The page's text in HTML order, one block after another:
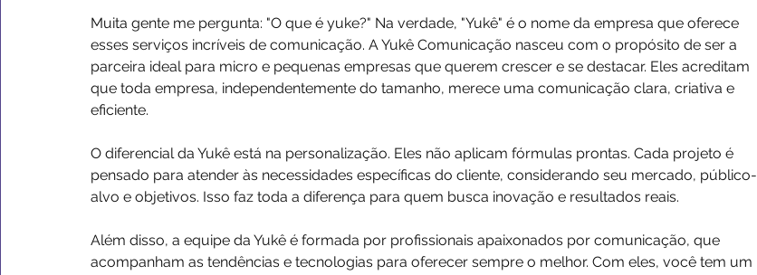
Muita gente me pergunta: "O que é yuke?" Na verdade, "Yukê" é o nome da empresa que oferece
esses serviços incríveis de comunicação. A Yukê Comunicação nasceu com o propósito de ser a
parceira ideal para micro e pequenas empresas que querem crescer e se destacar. Eles acreditam
que toda empresa, independentemente do tamanho, merece uma comunicação clara, criativa e
eficiente.
O diferencial da Yukê está na personalização. Eles não aplicam fórmulas prontas. Cada projeto é
pensado para atender às necessidades específicas do cliente, considerando seu mercado, público-
alvo e objetivos. Isso faz toda a diferença para quem busca inovação e resultados reais.
Além disso, a equipe da Yukê é formada por profissionais apaixonados por comunicação, que
acompanham as tendências e tecnologias para oferecer sempre o melhor. Com eles, você tem um